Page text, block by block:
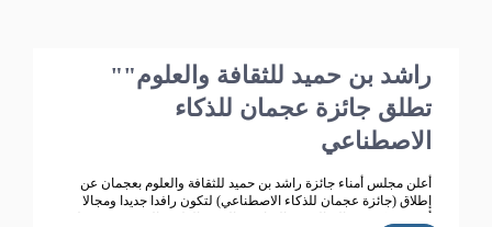
"راشد بن حميد للثقافة والعلوم"
تطلق جائزة عجمان للذكاء
الاصطناعي
أعلن مجلس أمناء جائزة راشد بن حميد للثقافة والعلوم بعجمان عن
إطلاق (جائزة عجمان للذكاء الاصطناعي) لتكون رافدا جديدا ومجالا